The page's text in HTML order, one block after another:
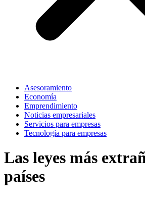
Asesoramiento
Economía
Emprendimiento
Noticias empresariales
Servicios para empresas
Tecnología para empresas
Las leyes más
países